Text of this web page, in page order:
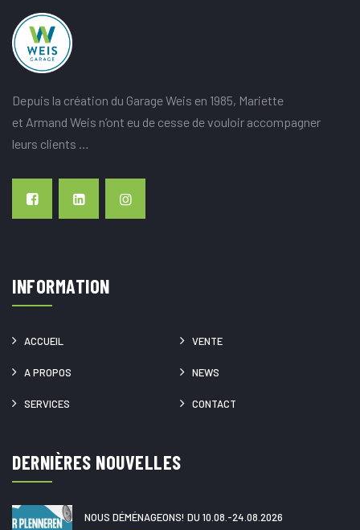
Depuis la création du Garage Weis en 1985, Mariette
et Armand Weis n’ont eu de cesse de vouloir accompagner
leurs clients …
INFORMATION
ACCUEIL VENTE
A PROPOS NEWS
SERVICES CONTACT
DERNIÈRES NOUVELLES
NOUS DÉMÉNAGEONS! DU 10.08.-24.08.2026